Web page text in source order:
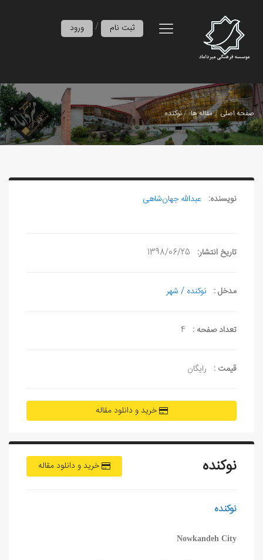
ورود / ثبت نام
صفحه اصلی مقاله ها نوکنده
نویسنده: عبدالله جهان‌شاهی
تاریخ انتشار: 1398/06/25
مدخل : نوکنده / شهر
تعداد صفحه : 4
قیمت : رایگان
خرید و دانلود مقاله
خرید و دانلود مقاله نوکنده
نوکنده
Nowkandeh City